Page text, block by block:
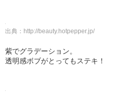
出典： http://beauty.hotpepper.jp/
紫でグラデーション。
透明感ボブがとってもステキ！